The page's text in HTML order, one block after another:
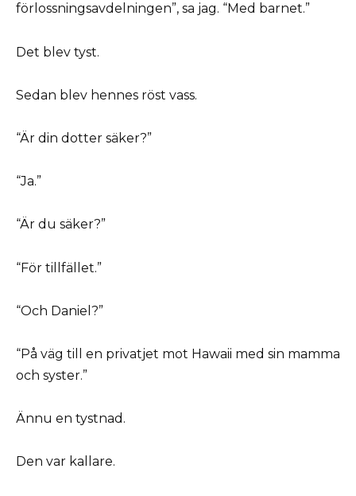
förlossningsavdelningen”, sa jag. “Med barnet.”
Det blev tyst.
Sedan blev hennes röst vass.
“Är din dotter säker?”
“Ja.”
“Är du säker?”
“För tillfället.”
“Och Daniel?”
“På väg till en privatjet mot Hawaii med sin mamma
och syster.”
Ännu en tystnad.
Den var kallare.